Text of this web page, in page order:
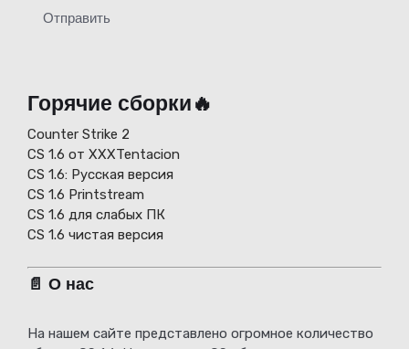
Отправить
Горячие сборки🔥
Counter Strike 2
CS 1.6 от XXXTentacion
СS 1.6: Русская версия
CS 1.6 Printstream
CS 1.6 для слабых ПК
CS 1.6 чистая версия
📄 О нас
На нашем сайте представлено огромное количество